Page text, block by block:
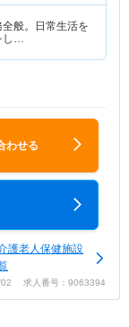
般。日常生活を
し…
わせる
護老人保健施設
02 求人番号：9063394